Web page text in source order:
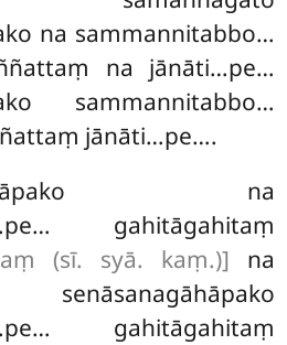
na sammannitabbo…
na jānāti…pe…
sammannitabbo…
jānāti…pe….
na
gahitāgahitaṃ
(sī. syā. kaṃ.)] na
gahitāgahitaṃ